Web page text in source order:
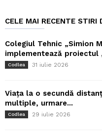
CELE MAI RECENTE STIRI
Colegiul Tehnic „Simion
implementează proiectul
Codlea 31 iulie 2026
Viața la o secundă
multiple, urmare...
Codlea 29 iulie 2026